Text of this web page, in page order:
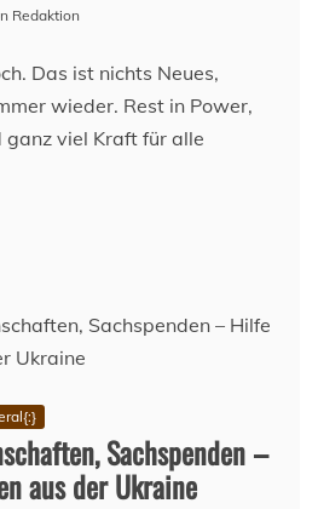
Redaktion
Das ist nichts Neues,
wieder. Rest in Power,
ganz viel Kraft für alle
Sachspenden –
aus der Ukraine